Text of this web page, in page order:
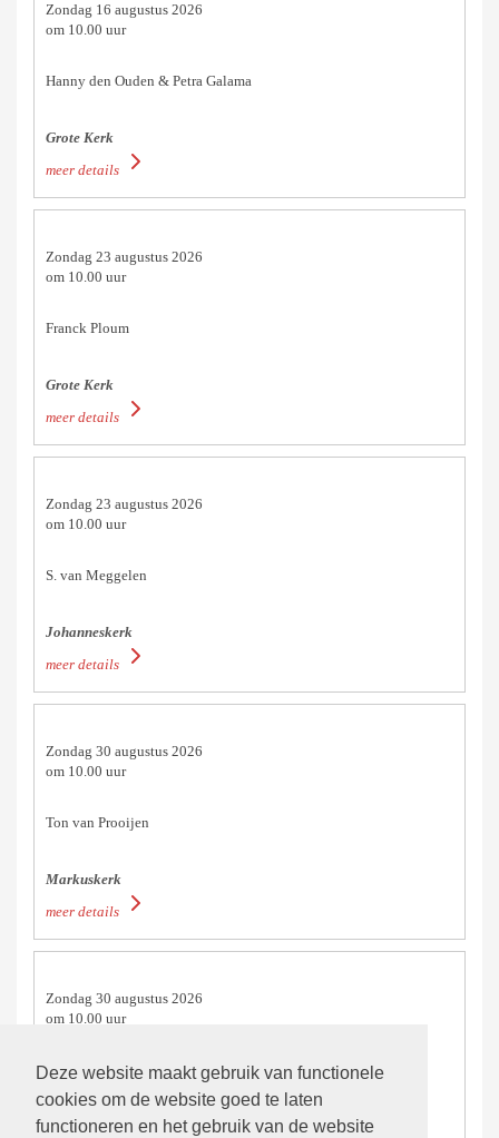
Deze website maakt gebruik van functionele
cookies om de website goed te laten
functioneren en het gebruik van de website
Zondag 16 augustus 2026
om 10.00 uur
Hanny den Ouden & Petra Galama
Grote Kerk
meer details
Zondag 23 augustus 2026
om 10.00 uur
Franck Ploum
Grote Kerk
meer details
Zondag 23 augustus 2026
om 10.00 uur
S. van Meggelen
Johanneskerk
meer details
Zondag 30 augustus 2026
om 10.00 uur
Ton van Prooijen
Markuskerk
meer details
Zondag 30 augustus 2026
om 10.00 uur
Thijske Fraanje
Johanneskerk